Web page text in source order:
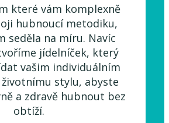
které vám komplexně
hubnoucí metodiku,
seděla na míru. Navíc
jídelníček, který
vašim individuálním
stylu, abyste
a zdravě hubnout bez
obtíží.